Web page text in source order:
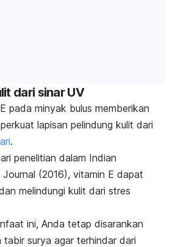
dari sinar UV
pada minyak bulus memberikan
lapisan pelindung kulit dari
.
penelitian dalam Indian
(2016), vitamin E dapat
melindungi kulit dari stres
ini, Anda tetap disarankan
tabir surya agar terhindar dari